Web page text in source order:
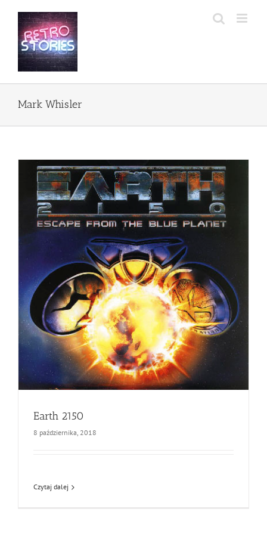
zawartości
Mark Whisler
Earth 2150
8 października, 2018
Czytaj dalej